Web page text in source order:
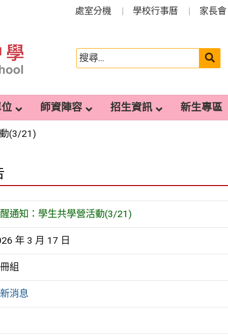
處室分機 學校行事曆 家長會
搜
送出
師資陣容 招生資訊 新生專區
(3/21)
通知：學生共學營活動(3/21)
年 3 月 17 日
組
消息